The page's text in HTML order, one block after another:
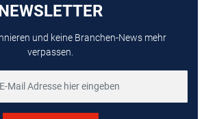
und keine Branchen-News mehr
verpassen.